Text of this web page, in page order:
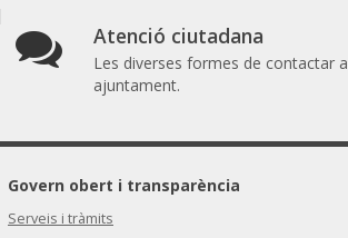
Atenció ciutadana
Les diverses formes de contactar
ajuntament.
Govern obert i transparència
Serveis i tràmits